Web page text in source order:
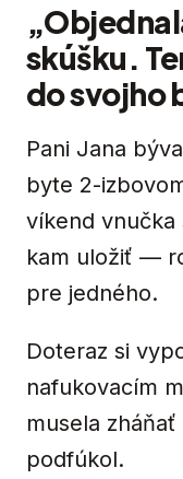
skúšku.
do svojho
Pani Jana
byte 2-
víkend vnučka
kam uložiť —
pre jedného.
Doteraz si
nafukovacím
musela
podfúkol.